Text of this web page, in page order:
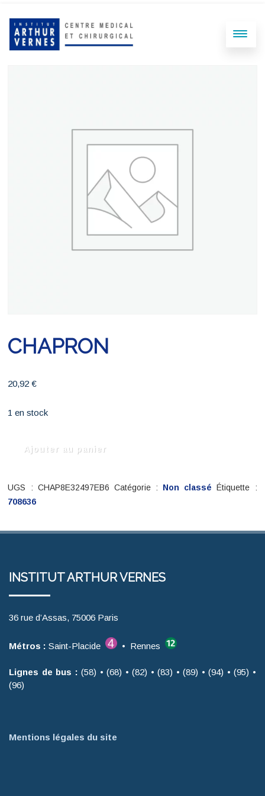
CHAPRON
20,92€
1 en stock
Ajouter au panier
UGS : CHAP8E32497EB6 Catégorie : Non classé Étiquette :
708636
INSTITUT ARTHUR VERNES
36 rue d’Assas, 75006 Paris
Métros : Saint-Placide • Rennes
Lignes de bus : (58) • (68) • (82) • (83) • (89) • (94) • (95) •
(96)
Mentions légales du site